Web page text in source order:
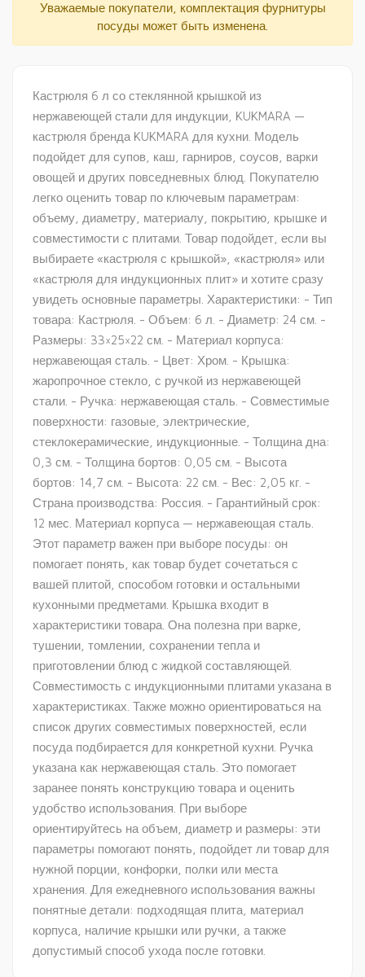
Уважаемые покупатели, комплектация фурнитуры
посуды может быть изменена.
Кастрюля 6 л со стеклянной крышкой из
нержавеющей стали для индукции, KUKMARA —
кастрюля бренда KUKMARA для кухни. Модель
подойдет для супов, каш, гарниров, соусов, варки
овощей и других повседневных блюд. Покупателю
легко оценить товар по ключевым параметрам:
объему, диаметру, материалу, покрытию, крышке и
совместимости с плитами. Товар подойдет, если вы
выбираете «кастрюля с крышкой», «кастрюля» или
«кастрюля для индукционных плит» и хотите сразу
увидеть основные параметры. Характеристики: - Тип
товара: Кастрюля. - Объем: 6 л. - Диаметр: 24 см. -
Размеры: 33×25×22 см. - Материал корпуса:
нержавеющая сталь. - Цвет: Хром. - Крышка:
жаропрочное стекло, с ручкой из нержавеющей
стали. - Ручка: нержавеющая сталь. - Совместимые
поверхности: газовые, электрические,
стеклокерамические, индукционные. - Толщина дна:
0,3 см. - Толщина бортов: 0,05 см. - Высота
бортов: 14,7 см. - Высота: 22 см. - Вес: 2,05 кг. -
Страна производства: Россия. - Гарантийный срок:
12 мес. Материал корпуса — нержавеющая сталь.
Этот параметр важен при выборе посуды: он
помогает понять, как товар будет сочетаться с
вашей плитой, способом готовки и остальными
кухонными предметами. Крышка входит в
характеристики товара. Она полезна при варке,
тушении, томлении, сохранении тепла и
приготовлении блюд с жидкой составляющей.
Совместимость с индукционными плитами указана в
характеристиках. Также можно ориентироваться на
список других совместимых поверхностей, если
посуда подбирается для конкретной кухни. Ручка
указана как нержавеющая сталь. Это помогает
заранее понять конструкцию товара и оценить
удобство использования. При выборе
ориентируйтесь на объем, диаметр и размеры: эти
параметры помогают понять, подойдет ли товар для
нужной порции, конфорки, полки или места
хранения. Для ежедневного использования важны
понятные детали: подходящая плита, материал
корпуса, наличие крышки или ручки, а также
допустимый способ ухода после готовки.